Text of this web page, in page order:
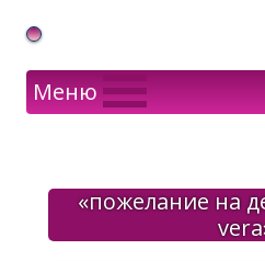
Gif Открытки в подарок
Меню
«пожелание на